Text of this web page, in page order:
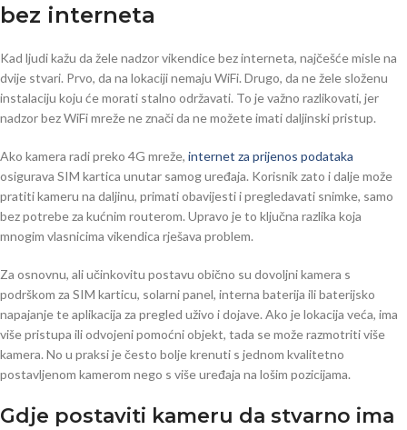
bez interneta
Kad ljudi kažu da žele nadzor vikendice bez interneta, najčešće misle na
dvije stvari. Prvo, da na lokaciji nemaju WiFi. Drugo, da ne žele složenu
instalaciju koju će morati stalno održavati. To je važno razlikovati, jer
nadzor bez WiFi mreže ne znači da ne možete imati daljinski pristup.
Ako kamera radi preko 4G mreže, internet za prijenos podataka
osigurava SIM kartica unutar samog uređaja. Korisnik zato i dalje može
pratiti kameru na daljinu, primati obavijesti i pregledavati snimke, samo
bez potrebe za kućnim routerom. Upravo je to ključna razlika koja
mnogim vlasnicima vikendica rješava problem.
Za osnovnu, ali učinkovitu postavu obično su dovoljni kamera s
podrškom za SIM karticu, solarni panel, interna baterija ili baterijsko
napajanje te aplikacija za pregled uživo i dojave. Ako je lokacija veća, ima
više pristupa ili odvojeni pomoćni objekt, tada se može razmotriti više
kamera. No u praksi je često bolje krenuti s jednom kvalitetno
postavljenom kamerom nego s više uređaja na lošim pozicijama.
Gdje postaviti kameru da stvarno ima